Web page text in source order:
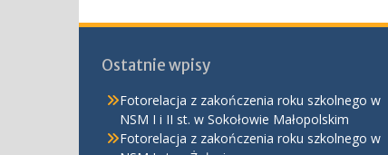
Ostatnie wpisy
Fotorelacja z zakończenia roku szkolnego w
NSM I i II st. w Sokołowie Małopolskim
Fotorelacja z zakończenia roku szkolnego w